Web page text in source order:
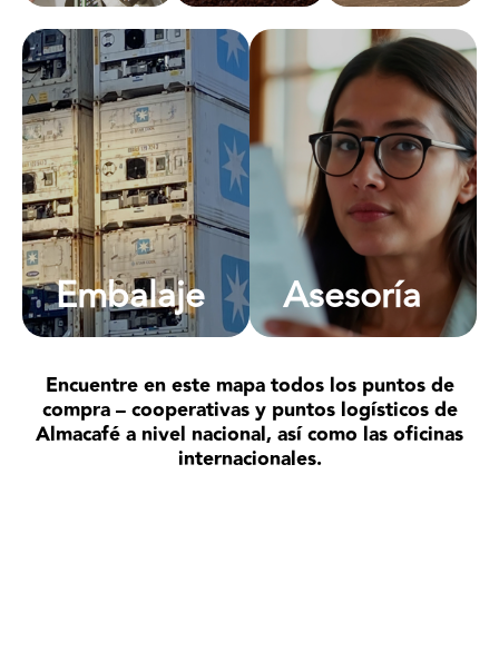
agregando
valor al
café.
Embalaje
Ofrecemos
servicios logísticos
a la carga
desarrollando
embalajes según las
necesidades
comerciales del
cliente: sacos, cajas
al vacío, granel, etc.
Asesoría
Asesoramos y
gestionamos las
operaciones de
exportación de
Colombia a
cualquier parte del
mundo en
pequeñas y grandes
cantidades.
Encuentre en este mapa todos los puntos de
compra – cooperativas y puntos logísticos de
Almacafé a nivel nacional, así como las oficinas
internacionales.